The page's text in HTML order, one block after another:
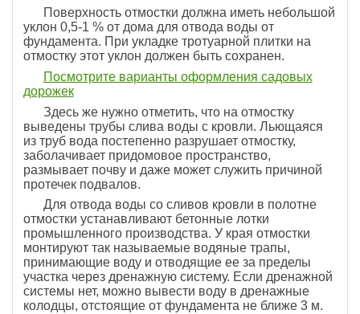
Поверхность отмостки должна иметь небольшой
уклон 0,5-1 % от дома для отвода воды от
фундамента. При укладке тротуарной плитки на
отмостку этот уклон должен быть сохранен.
Посмотрите варианты оформления садовых
дорожек
Здесь же нужно отметить, что на отмостку
выведены трубы слива воды с кровли. Льющаяся
из труб вода постепенно разрушает отмостку,
заболачивает придомовое пространство,
размывает почву и даже может служить причиной
протечек подвалов.
Для отвода воды со сливов кровли в полотне
отмостки устанавливают бетонные лотки
промышленного производства. У края отмостки
монтируют так называемые водяные трапы,
принимающие воду и отводящие ее за пределы
участка через дренажную систему. Если дренажной
системы нет, можно вывести воду в дренажные
колодцы, отстоящие от фундамента не ближе 3 м.